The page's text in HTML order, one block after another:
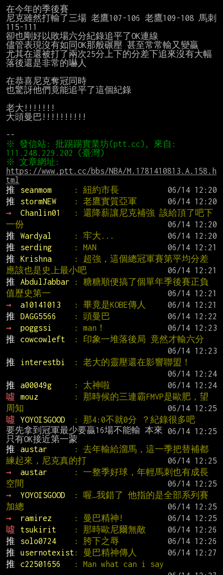
在今年的季後賽
尼克雖然打輸了三場 老鷹107-106 老鷹109-108 馬刺
115-111
卻也剛好以敗場六分紀錄追平了OK連線
儘管表現沒有如同OK那般碾壓 甚至常常輸又變贏
尤其在還被打了兩次25分上下的分差下追來沒有大幅
落後還是非常的嚇人
在恭喜尼克奪冠同時
也驚訝他們竟能追平了這個紀錄
老大!!!!!!!
大頭曼巴!!!!!!!!!!
※ 發信站: 批踢踢實業坊(ptt.cc), 來自:
https://www.ptt.cc/bbs/NBA/M.1781410813.A.158.h
tml
推
seanmom : 紐約市長
推
stormNEW : 老鷹實質亞軍
→
Chanlin01
: 還降薪讓尼克補強 該給頂了吧下
一份
推
Wardyal : 牢大...
推
serding : MAN
推
Krishna
: 超強，這個總冠軍賽第平均分差
應該也是史上最小吧
推
AbdulJabbar
: 糖糖順便搞了個單年季後賽正負
值歷史第一
→
a10141013 : 畢竟是KOBE傳人
推
DAGG5566 : 頭曼巴
→
poggssi : man！
推
cowcowleft
: 印象一堆落後局 竟然才輸六分
推
interestbi
: 老大的靈壓還在影響聯盟！
推
a00049g : 太神啦
噓
mouz
: 那時候的三連霸FMVP是歐肥，望
周知
噓
YOYOISGOOD
: 那4:0不就0分 ？紀錄很多吧
要先拿到冠軍最少要贏16場不能輸 本來
推
austar
: 去年輸給溜馬，這一季把替補都
練起來，尼克真的打
→
austar
: 一整季好球，年輕馬刺也有成長
空間
→
YOYOISGOOD
: 喔…我錯了 他指的是全部系列賽
加總
→
ramirez : 曼巴精神!
噓
tsukirit : 那時歐尼爾無敵
推
solo0724 : 胯下之辱
推
usernotexist : 曼巴精神傳人
推
c22501656
: Man what can i say